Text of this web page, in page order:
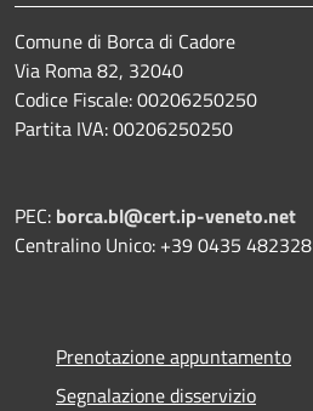
Comune di Borca di Cadore
Via Roma 82, 32040
Codice Fiscale: 00206250250
Partita IVA: 00206250250
PEC: borca.bl@cert.ip-veneto.net
Centralino Unico: +39 0435 482328
Prenotazione appuntamento
Segnalazione disservizio